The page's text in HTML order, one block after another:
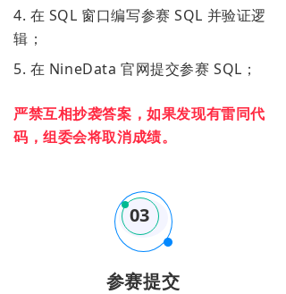
4. 在 SQL 窗口编写参赛 SQL 并验证逻
辑；
5. 在 NineData 官网提交参赛 SQL；
严禁互相抄袭答案，如果发现有雷同代
码，组委会将取消成绩。
03
参赛提交